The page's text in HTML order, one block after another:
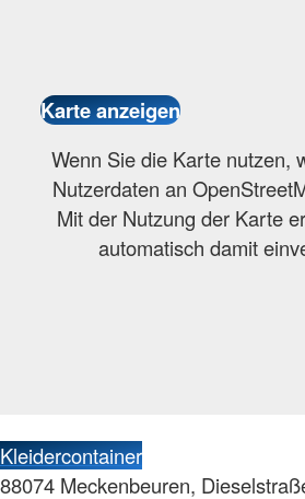
Wenn Sie die Karte nutzen,
Nutzerdaten an
Mit der Nutzung der Karte
automatisch damit
Kleidercontainer
88074 Meckenbeuren,